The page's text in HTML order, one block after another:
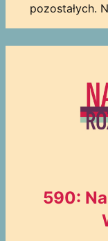
pozostałych.
590: